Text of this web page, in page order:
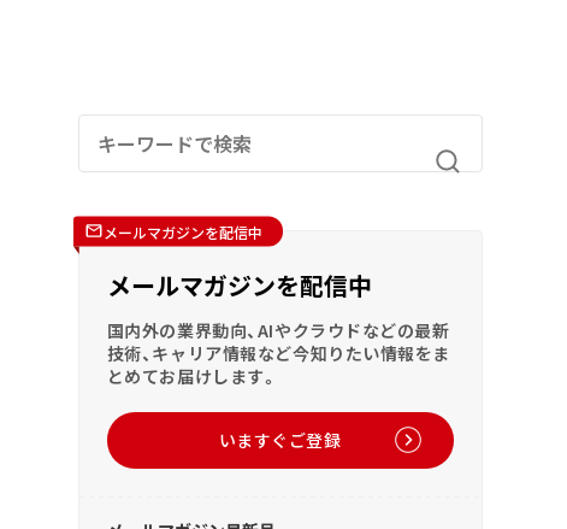
メールマガジンを配信中
メールマガジンを配信中
国内外の業界動向、AIやクラウドなどの最新
技術、キャリア情報など今知りたい情報をま
とめてお届けします。
いますぐご登録